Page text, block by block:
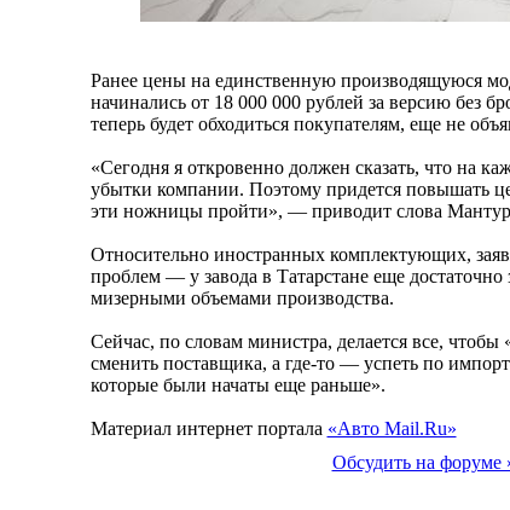
Ранее цены на единственную производящуюся
начинались от 18 000 000 рублей за версию без
теперь будет обходиться покупателям, еще не
«Сегодня я откровенно должен сказать, что на
убытки компании. Поэтому придется повышать
эти ножницы пройти», — приводит слова
Относительно иностранных комплектующих,
проблем — у завода в Татарстане еще достаточно
мизерными объемами производства.
Сейчас, по словам министра, делается все, чтобы
сменить поставщика, а где-то — успеть по
которые были начаты еще раньше».
Материал интернет портала «Авто Mail.Ru»
Обсудить на форуме